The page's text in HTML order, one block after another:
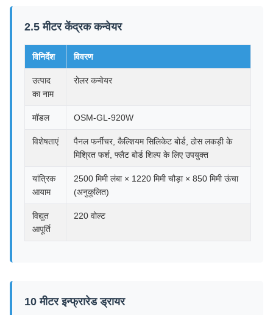
2.5 मीटर केंद्रक कन्वेयर
विनिर्देश विवरण
उत्पाद
का नाम
रोलर कन्वेयर
मॉडल OSM-GL-920W
विशेषताएं
पैनल फर्नीचर, कैल्शियम सिलिकेट बोर्ड, ठोस लकड़ी के
मिश्रित फर्श, फ्लैट बोर्ड शिल्प के लिए उपयुक्त
यांत्रिक
आयाम
2500 मिमी लंबा × 1220 मिमी चौड़ा × 850 मिमी ऊंचा
(अनुकूलित)
विद्युत
आपूर्ति
220 वोल्ट
10 मीटर इन्फ्रारेड ड्रायर